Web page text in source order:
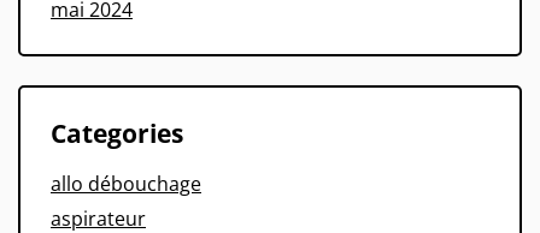
mai 2024
Categories
allo débouchage
aspirateur